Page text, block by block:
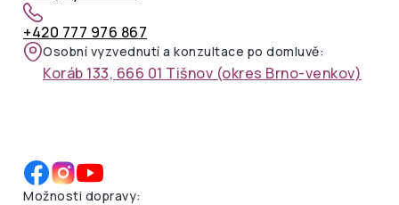
+420 777 976 867
Osobní vyzvednutí a konzultace po domluvě:
Koráb 133, 666 01 Tišnov (okres Brno-venkov)
Možnosti dopravy: